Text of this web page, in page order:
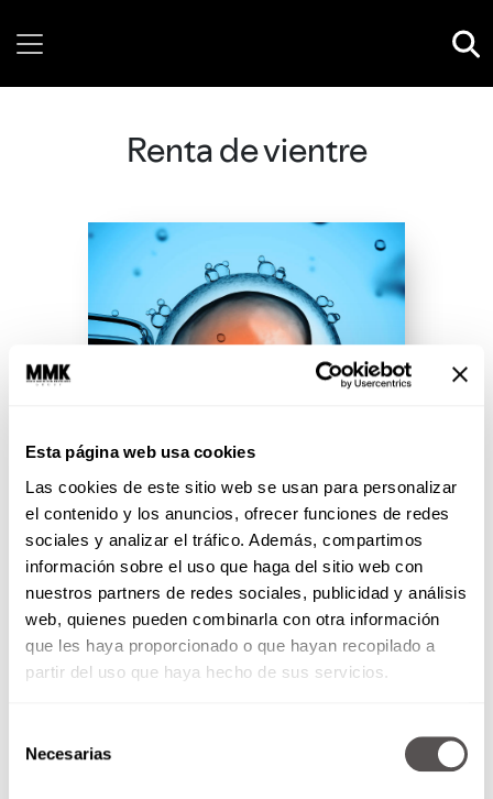
Esta página web usa cookies
Las cookies de este sitio web se usan para personalizar
el contenido y los anuncios, ofrecer funciones de redes
sociales y analizar el tráfico. Además, compartimos
información sobre el uso que haga del sitio web con
nuestros partners de redes sociales, publicidad y análisis
web, quienes pueden combinarla con otra información
que les haya proporcionado o que hayan recopilado a
partir del uso que haya hecho de sus servicios.
Necesarias
Renta de vientre
Todo sobre la gestación por
sustitución
Les vamos a contar todo sobre la
gestación por sustitución, desde
qué onda con el proceso legal,
hasta cómo es...